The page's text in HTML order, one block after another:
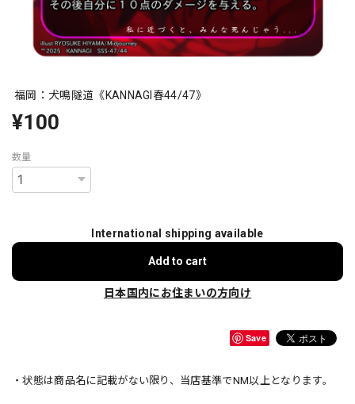
福岡：犬鳴隧道《KANNAGI春44/47》
¥100
数量
International shipping available
Add to cart
日本国内にお住まいの方向け
Save
・状態は商品名に記載がない限り、当店基準でNM以上となります。